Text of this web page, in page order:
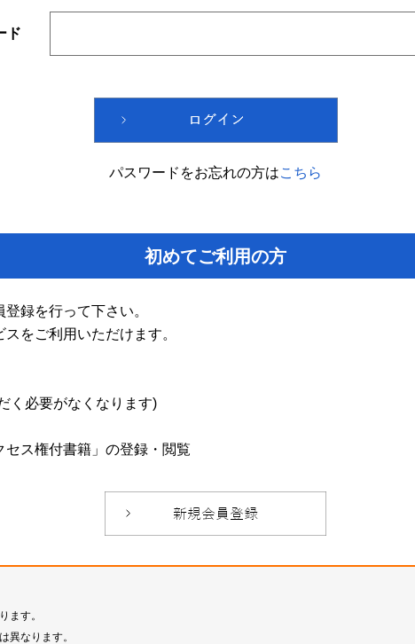
ド
パスワードをお忘れの方はこちら
初めてご利用の方
録を行って下さい。
をご利用いただけます。
く必要がなくなります)
セス権付書籍」の登録・閲覧
ます。
異なります。